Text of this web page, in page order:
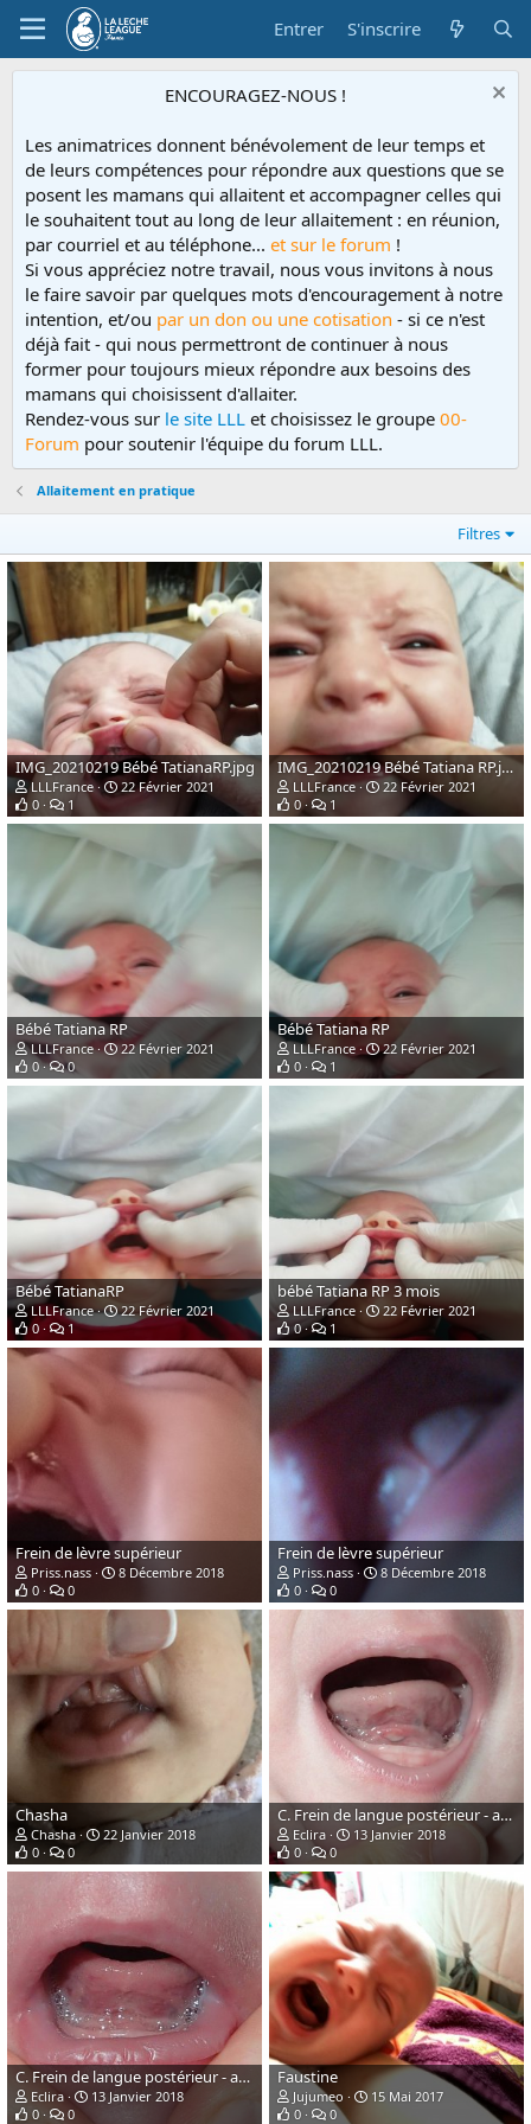
Entrer S'inscrire
ENCOURAGEZ-NOUS !
Les animatrices donnent bénévolement de leur temps et
de leurs compétences pour répondre aux questions que se
posent les mamans qui allaitent et accompagner celles qui
le souhaitent tout au long de leur allaitement : en réunion,
par courriel et au téléphone... et sur le forum !
Si vous appréciez notre travail, nous vous invitons à nous
le faire savoir par quelques mots d'encouragement à notre
intention, et/ou par un don ou une cotisation - si ce n'est
déjà fait - qui nous permettront de continuer à nous
former pour toujours mieux répondre aux besoins des
mamans qui choisissent d'allaiter.
Rendez-vous sur le site LLL et choisissez le groupe 00-
Forum pour soutenir l'équipe du forum LLL.
Allaitement en pratique
Filtres
IMG_20210219 Bébé TatianaRP.jpg
LLLFrance
22 Février 2021
0
1
IMG_20210219 Bébé Tatiana RP.jpg
LLLFrance
22 Février 2021
0
1
Bébé Tatiana RP
LLLFrance
22 Février 2021
0
0
Bébé Tatiana RP
LLLFrance
22 Février 2021
0
1
Bébé TatianaRP
LLLFrance
22 Février 2021
0
1
bébé Tatiana RP 3 mois
LLLFrance
22 Février 2021
0
1
Frein de lèvre supérieur
Priss.nass
8 Décembre 2018
0
0
Frein de lèvre supérieur
Priss.nass
8 Décembre 2018
0
0
Chasha
Chasha
22 Janvier 2018
0
0
C. Frein de langue postérieur - après
Eclira
13 Janvier 2018
0
0
C. Frein de langue postérieur - avant
Eclira
13 Janvier 2018
0
0
Faustine
Jujumeo
15 Mai 2017
0
0